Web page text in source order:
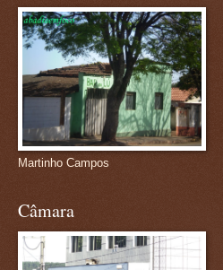
Martinho Campos
Câmara